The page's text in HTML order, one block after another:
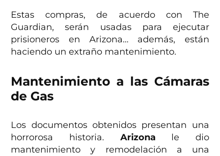
Estas compras, de acuerdo con The
Guardian, serán usadas para ejecutar
prisioneros en Arizona… además, están
haciendo un extraño mantenimiento.
Mantenimiento a las Cámaras
de Gas
Los documentos obtenidos presentan una
horrorosa historia. Arizona le dio
mantenimiento y remodelación a una